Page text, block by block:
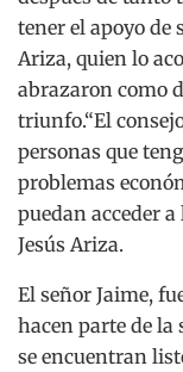
tener el apoyo de
Ariza, quien lo
abrazaron como
triunfo.“El
personas que
problemas
puedan acceder
Jesús Ariza.
El señor Jaime,
hacen parte de la
se encuentran